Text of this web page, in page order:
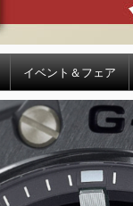
イベント＆フェア